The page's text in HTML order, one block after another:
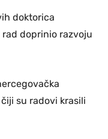
doktorica
doprinio razvoju
su radovi krasili